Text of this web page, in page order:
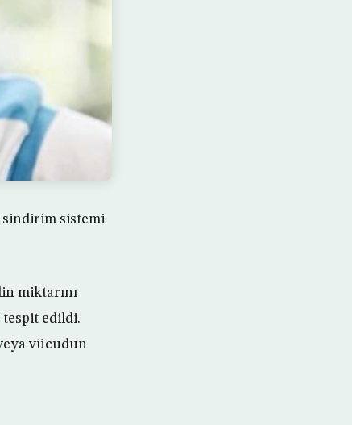
sindirim sistemi
miktarını
tespit edildi.
vücudun